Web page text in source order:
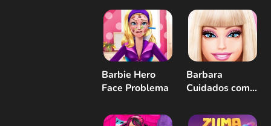
Barbie Hero
Face Problema
Barbara
Cuidados com a